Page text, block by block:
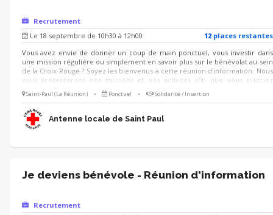
Recrutement
Le 18 septembre de 10h30 à 12h00
12placesrestantes
Vous avez envie de donner un coup de main ponctuel, vous investir dans
une mission régulière ou simplement en savoir plus sur le bénévolat au sein
de la Croix-Rouge ? Soyez les bienvenus à cette réunion d'information. Nous
vous présenterons nos missions et nos activités afin que vous puissiez
identifier celles qui pourraient potentiellement vous intéresser.
Saint-Paul (La Réunion) • Ponctuel • Solidarité / Insertion
Antenne locale de Saint Paul
Je deviens bénévole - Réunion d'information
Recrutement